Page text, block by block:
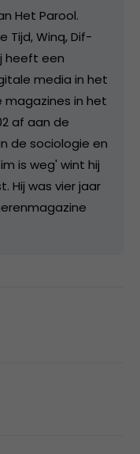
Het Parool.
Tijd, Winq, Dif-
heeft een
media in het
in het
af aan de
de sociologie en
is weg' wint hij
Hij was vier jaar